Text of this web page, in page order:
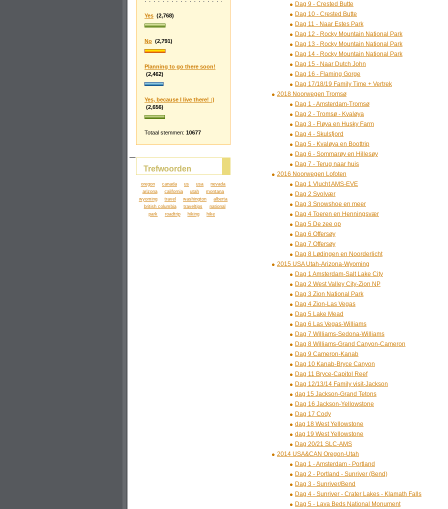
Dag 9 - Crested Butte
Dag 10 - Crested Butte
Dag 11 - Naar Estes Park
Dag 12 - Rocky Mountain National Park
Dag 13 - Rocky Mountain National Park
Dag 14 - Rocky Mountain National Park
Dag 15 - Naar Dutch John
Dag 16 - Flaming Gorge
Dag 17/18/19 Family Time + Vertrek
2018 Noorwegen Tromsø
Dag 1 - Amsterdam-Tromsø
Dag 2 - Tromsø - Kvaløya
Dag 3 - Fløya en Husky Farm
Dag 4 - Skulsfjord
Dag 5 - Kvaløya en Boottrip
Dag 6 - Sommarøy en Hillesøy
Dag 7 - Terug naar huis
2016 Noorwegen Lofoten
Dag 1 Vlucht AMS-EVE
Dag 2 Svolvær
Dag 3 Snowshoe en meer
Dag 4 Toeren en Henningsvær
Dag 5 De zee op
Dag 6 Offersøy
Dag 7 Offersøy
Dag 8 Lødingen en Noorderlicht
2015 USA Utah-Arizona-Wyoming
Dag 1 Amsterdam-Salt Lake City
Dag 2 West Valley City-Zion NP
Dag 3 Zion National Park
Dag 4 Zion-Las Vegas
Dag 5 Lake Mead
Dag 6 Las Vegas-Williams
Dag 7 Williams-Sedona-Williams
Dag 8 Williams-Grand Canyon-Cameron
Dag 9 Cameron-Kanab
Dag 10 Kanab-Bryce Canyon
Dag 11 Bryce-Capitol Reef
Dag 12/13/14 Family visit-Jackson
dag 15 Jackson-Grand Tetons
Dag 16 Jackson-Yellowstone
Dag 17 Cody
dag 18 West Yellowstone
dag 19 West Yellowstone
Dag 20/21 SLC-AMS
2014 USA&CAN Oregon-Utah
Dag 1 - Amsterdam - Portland
Dag 2 - Portland - Sunriver (Bend)
Dag 3 - Sunriver/Bend
Dag 4 - Sunriver - Crater Lakes - Klamath Falls
Dag 5 - Lava Beds National Monument
Yes (2,768)
No (2,791)
Planning to go there soon!
(2,462)
Yes, because I live there! :)
(2,656)
Totaal stemmen: 10677
Trefwoorden
oregon canada us usa
nevada
arizona
california utah
montana
wyoming
travel washington
alberta
british columbia
traveltips
national
park
roadtrip hiking hike